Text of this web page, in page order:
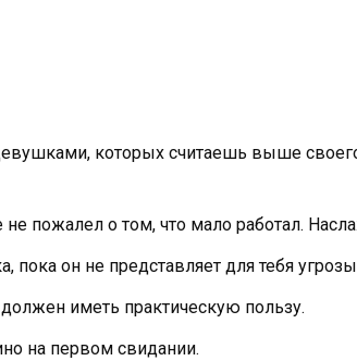
которых считаешь выше
не пожалел о том, что мало работал.
пока он не представляет для тебя
иметь практическую пользу.
на первом свидании.